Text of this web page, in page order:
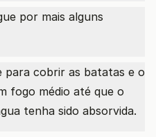
por mais alguns
para cobrir as batatas e o
fogo médio até que o
tenha sido absorvida.